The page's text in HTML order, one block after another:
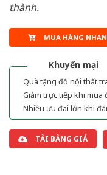
thành.
MUA HÀNG
Khuyến mại
Quà tặng đồ nội thất
Giảm trực tiếp khi
Nhiều ưu đãi lớn khi
TẢI BẢNG GIÁ